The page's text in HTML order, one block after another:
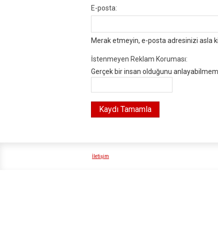
E-posta:
Merak etmeyin, e-posta adresinizi asla
İstenmeyen Reklam Koruması:
Gerçek bir insan olduğunu
İletişim